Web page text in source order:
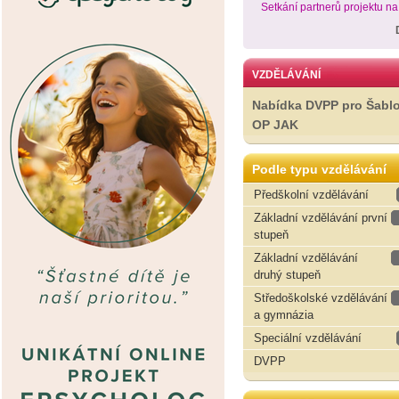
Setkání partnerů projektu
VZDĚLÁVÁNÍ
Nabídka DVPP pro
OP JAK
Podle typu vzdělávání
Předškolní vzdělávání
Základní vzdělávání první
stupeň
Základní vzdělávání
druhý stupeň
Středoškolské vzdělávání
a gymnázia
Speciální vzdělávání
DVPP